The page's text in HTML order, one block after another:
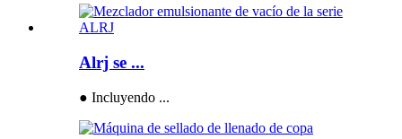
Alrj se ...
● Incluyendo ...